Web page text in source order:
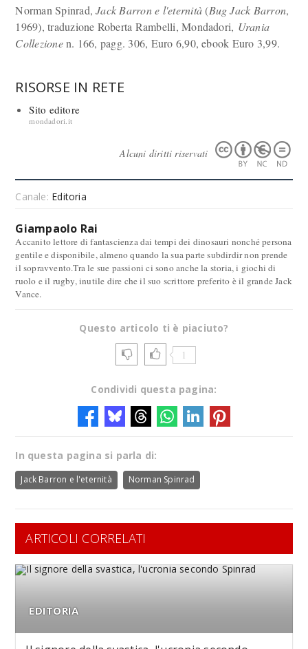
Norman Spinrad,Jack Barron e l'eternità(Bug Jack Barron,
1969), traduzione Roberta Rambelli, Mondadori, Urania
Collezionen. 166, pagg. 306, Euro 6,90, ebook Euro 3,99.
RISORSE IN RETE
Sito editore
mondadori.it
Alcuni diritti riservati
Canale: Editoria
Giampaolo Rai
Accanito lettore di fantascienza dai tempi dei dinosauri nonché persona
gentile e disponibile, almeno quando la sua parte subdirdir non prende
il sopravvento.Tra le sue passioni ci sono anche la storia, i giochi di
ruolo e il rugby, inutile dire che il suo scrittore preferito è il grande Jack
Vance.
Questo articolo ti è piaciuto?
1
Condividi questa pagina:
In questa pagina si parla di:
Jack Barron e l'eternità Norman Spinrad
ARTICOLI CORRELATI
EDITORIA